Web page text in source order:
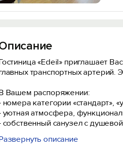
«Edeil» приглашает
транспортных артерий.
Вашем распоряжении:
номера категории «стандарт»,
уютная атмосфера,
собственный санузел с
Вашего удобства:
описание